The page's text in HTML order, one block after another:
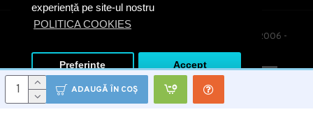
experiență pe site-ul nostru
POLITICA COOKIES
Preferinte Accept
ADAUGĂ ÎN COŞ
© Covoare Profesionale - Toate drepturile rezervate. 2006 -